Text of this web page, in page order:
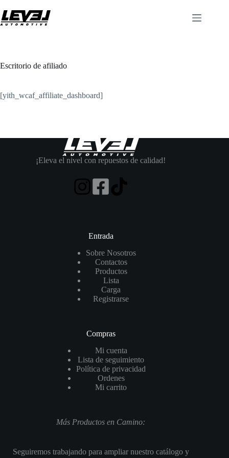
al
contenido
Escritorio de afiliado
[yith_wcaf_affiliate_dashboard]
¡Eleva el nivel con repuestos de calidad!
Entrada
Sobre Nosotros
Contactos
Productos
Lista
Carga
Registrarse
Compras
Mi cuenta
Lista de seguimiento
Política de privacidad
Ordenes
Mi carrito
Más Productos en Camino:
Seguiremos trabajando para ampliar nuestro catálogo y